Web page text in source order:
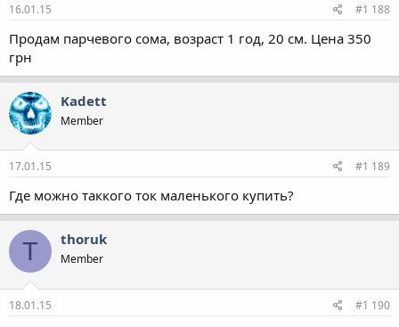
16.01.15 #1 188
Продам парчевого сома, возраст 1 год, 20 см. Цена 350
грн
Kadett
Member
17.01.15 #1 189
Где можно таккого ток маленького купить?
T thoruk
Member
18.01.15 #1 190